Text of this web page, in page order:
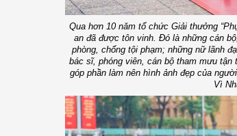
Qua hơn 10 năm tổ chức Giải thưởng
an đã được tôn vinh. Đó là những cán
phòng, chống tội phạm; những nữ lãnh
bác sĩ, phóng viên, cán bộ tham mưu
góp phần làm nên hình ảnh đẹp của
Vì